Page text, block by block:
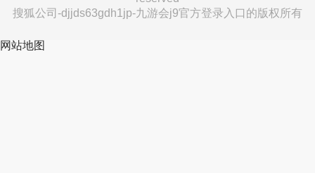
搜狐公司-djjds63gdh1jp-九游会j9官方登录入口的版权所有
网站地图